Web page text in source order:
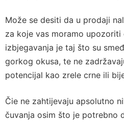
Može se desiti da u prodaji
za koje vas moramo upozoriti
izbjegavanja je taj što su
gorkog okusa, te ne
potencijal kao zrele crne ili
Čie ne zahtijevaju apsolutno
čuvanja osim što je potrebno